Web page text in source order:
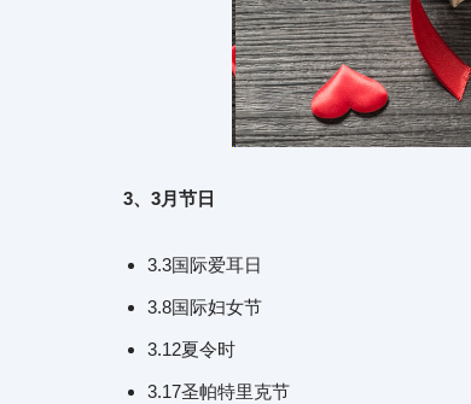
3、3月节日
3.3国际爱耳日
3.8国际妇女节
3.12夏令时
3.17圣帕特里克节